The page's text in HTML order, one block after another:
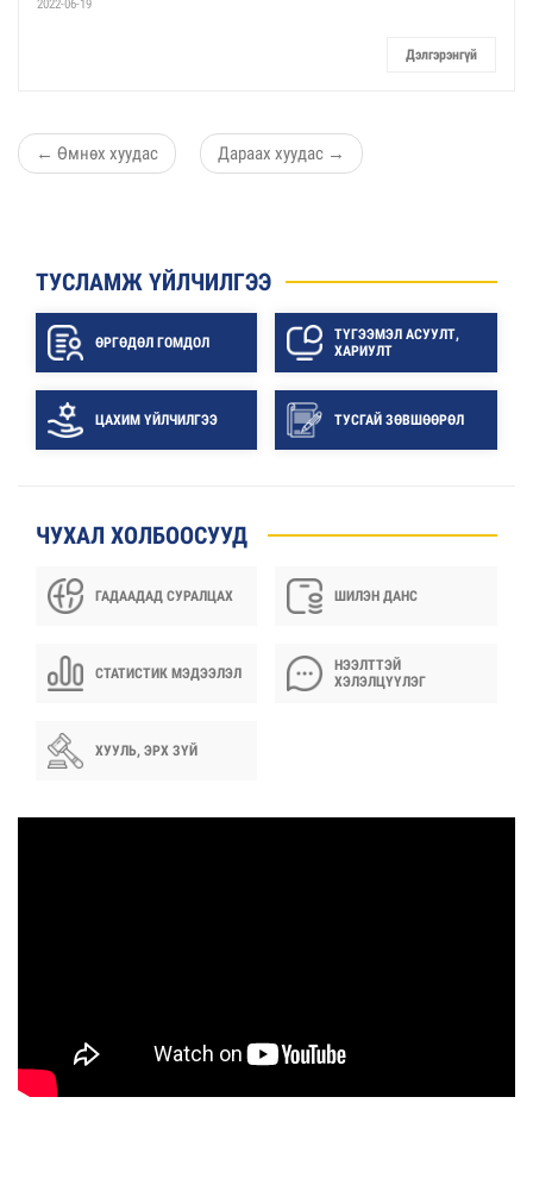
2022-06-19
Дэлгэрэнгүй
← Өмнөх хуудас Дараах хуудас →
ТУСЛАМЖ ҮЙЛЧИЛГЭЭ
ӨРГӨДӨЛ ГОМДОЛ
ТҮГЭЭМЭЛ АСУУЛТ,
ХАРИУЛТ
ЦАХИМ ҮЙЛЧИЛГЭЭ ТУСГАЙ ЗӨВШӨӨРӨЛ
ЧУХАЛ ХОЛБООСУУД
ГАДААДАД СУРАЛЦАХ ШИЛЭН ДАНС
СТАТИСТИК МЭДЭЭЛЭЛ
НЭЭЛТТЭЙ
ХЭЛЭЛЦҮҮЛЭГ
ХУУЛЬ, ЭРХ ЗҮЙ